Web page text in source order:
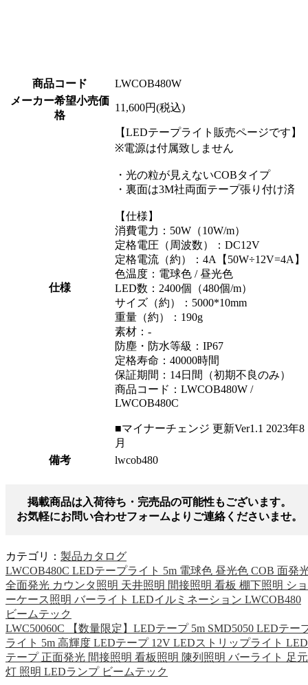
商品コード
LWCOB480W
メーカー希望小売価
格
11,600円(税込)
仕様
【LEDテープライト販売ページです】
※電源は付属致しません
・光の粒が見えないCOBタイプ
・裏面は3M社両面テープ張り付け済
【仕様】
消費電力：50W（10W/m）
定格電圧（周波数）：DC12V
定格電流（約）：4A【50W÷12V=4A】
色温度：電球色 / 昼光色
LED数：2400個（480個/m）
サイズ（約）：5000*10mm
重量（約）：190g
素材：-
防塵・防水等級：IP67
定格寿命：40000時間
保証期間：14日間（初期不良のみ）
商品コード：LWCOB480W /
LWCOB480C
■マイナーチェンジ 更新Ver1.1 2023年8
月
備考
lwcob480
掲載商品は入荷待ち・完売品の可能性もございます。
お気軽にお問い合わせフォームよりご連絡くださいませ。
カテゴリ： 製品カタログ
LWCOB480C LEDテープライト 5m 電球色 昼光色 COB 面発
全面発光 カウンタ照明 天井照明 間接照明 看板 棚下照明 ショ
ーケース照明 バーライト LEDイルミネーション LWCOB480
ビームテック
LWC50060C 【数量限定】LEDテープ 5m SMD5050 LEDテー
ライト 5m 高輝度 LEDテープ 12V LEDストリップライト LED
テープ 正面発光 間接照明 看板照明 陳列照明 バーライト 足元
灯 照明 LEDランプ ビームテック